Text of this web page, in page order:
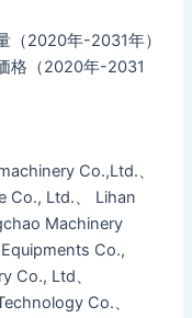
（2020年-2031年）
格（2020年-2031
Co.,Ltd.、
Co., Ltd.、 Lihan
Machinery
Co.,
Co., Ltd、
Co.、